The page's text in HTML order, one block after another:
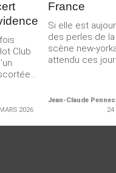
Club
2026
France
Si elle est
des perles de
scène new-
attendu ces
Jean-Claude Pennec
24